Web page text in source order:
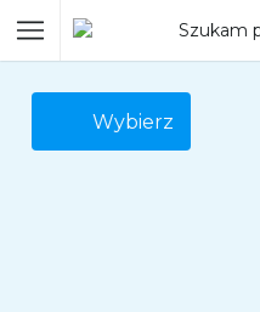
Wybierz